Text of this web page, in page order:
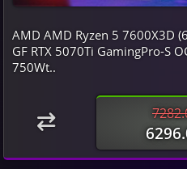
AMD AMD Ryzen 5 7600X3D
GF RTX 5070Ti GamingPro-S
750Wt..